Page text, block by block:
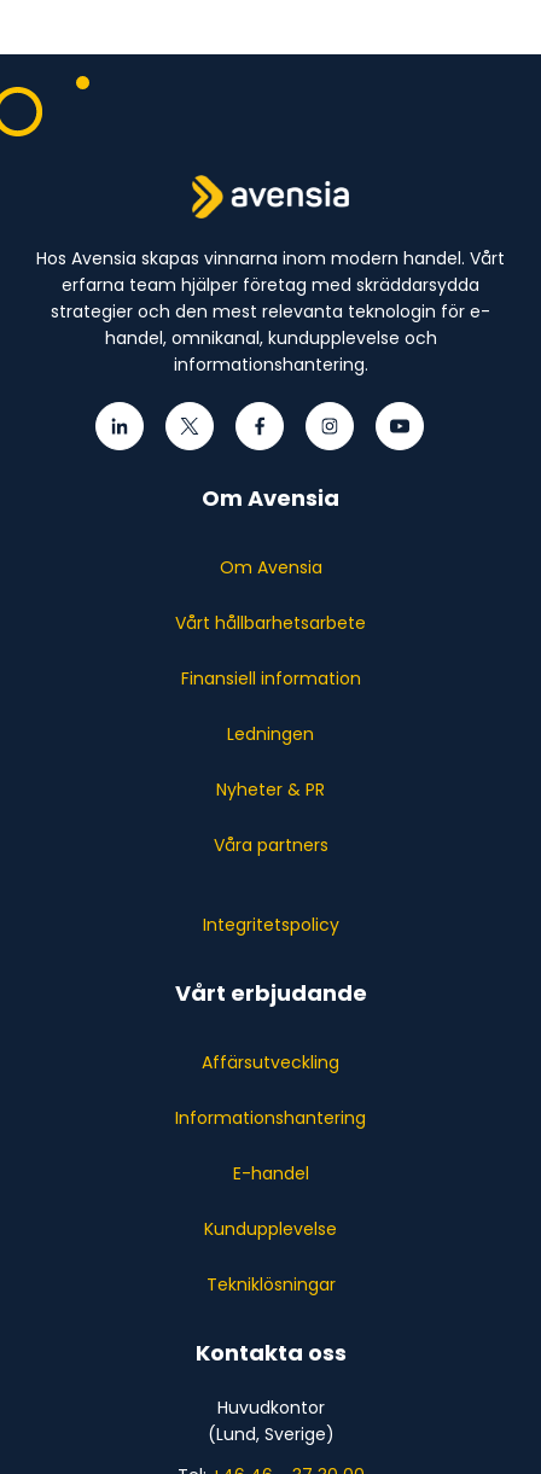
Hos Avensia skapas vinnarna inom modern handel. Vårt
erfarna team hjälper företag med skräddarsydda
strategier och den mest relevanta teknologin för e-
handel, omnikanal, kundupplevelse och
informationshantering.
Om Avensia
Om Avensia
Vårt hållbarhetsarbete
Finansiell information
Ledningen
Nyheter & PR
Våra partners
Integritetspolicy
Vårt erbjudande
Affärsutveckling
Informationshantering
E-handel
Kundupplevelse
Tekniklösningar
Kontakta oss
Huvudkontor
(Lund, Sverige)